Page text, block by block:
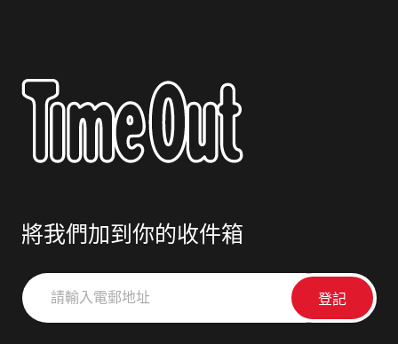
將我們加到你的收件箱
請
輸